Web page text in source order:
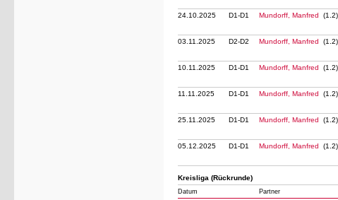
24.10.2025 D1-D1 Mundorff, Manfred (1.2)
03.11.2025 D2-D2 Mundorff, Manfred (1.2)
10.11.2025 D1-D1 Mundorff, Manfred (1.2)
11.11.2025 D1-D1 Mundorff, Manfred (1.2)
25.11.2025 D1-D1 Mundorff, Manfred (1.2)
05.12.2025 D1-D1 Mundorff, Manfred (1.2)
Kreisliga (Rückrunde)
Datum Partner